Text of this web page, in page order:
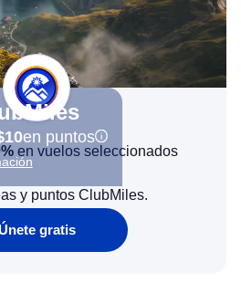
en puntos
en vuelos seleccionados
y puntos ClubMiles.
gratis